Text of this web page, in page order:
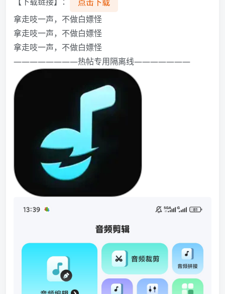
拿走吱一声，不做白嫖怪️️️
拿走吱一声，不做白嫖怪️️️
拿走吱一声，不做白嫖怪️️️
————————热帖专用隔离线———————